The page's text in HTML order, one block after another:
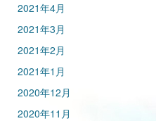
2021年4月
2021年3月
2021年2月
2021年1月
2020年12月
2020年11月